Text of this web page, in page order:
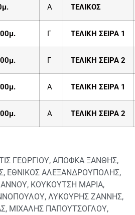
Α ΤΕΛΙΚΟΣ
Γ ΤΕΛΙΚΗ ΣΕΙΡΑ 1
Γ ΤΕΛΙΚΗ ΣΕΙΡΑ 2
Α ΤΕΛΙΚΗ ΣΕΙΡΑ 1
Α ΤΕΛΙΚΗ ΣΕΙΡΑ 2
ΓΕΩΡΓΙΟΥ, ΑΠΟΦΚΑ ΞΑΝΘΗΣ,
, ΕΘΝΙΚΟΣ ΑΛΕΞΑΝΔΡΟΥΠΟΛΗΣ,
, ΚΟΥΚΟΥΤΣΗ ΜΑΡΙΑ,
, ΛΥΚΟΥΡΗΣ ΖΑΝΝΗΣ,
, ΜΙΧΑΛΗΣ ΠΑΠΟΥΤΣΟΓΛΟΥ,